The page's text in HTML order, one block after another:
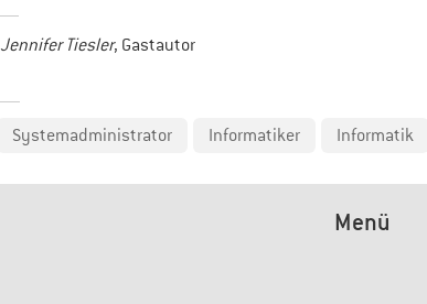
Jennifer Tiesler, Gastautor
Systemadministrator Informatiker Informatik
Menü